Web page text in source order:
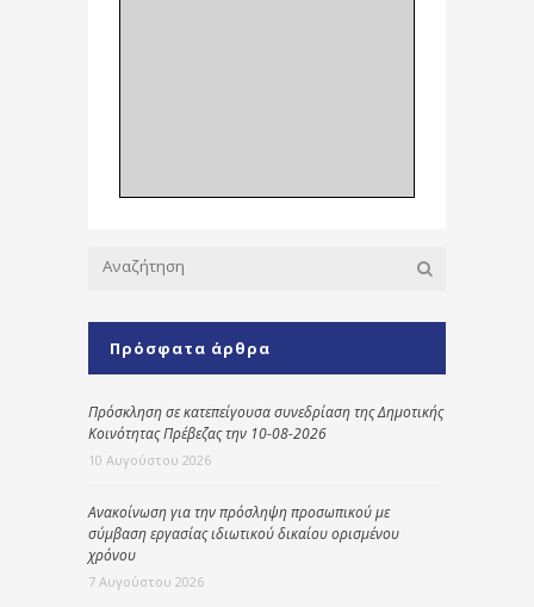
Πρόσφατα άρθρα
Πρόσκληση σε κατεπείγουσα συνεδρίαση της Δημοτικής
Κοινότητας Πρέβεζας την 10-08-2026
10 Αυγούστου 2026
Ανακοίνωση για την πρόσληψη προσωπικού με
σύμβαση εργασίας ιδιωτικού δικαίου ορισμένου
χρόνου
7 Αυγούστου 2026